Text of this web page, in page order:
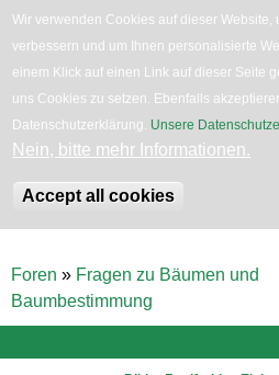
Wir verwenden Cookies auf dieser
verbessern und um Ihnen personalisierte
einem Klick auf einen Link auf dieser Seite
uns Cookies zu setzen. Ebenfalls
Datenschutzerklärung. Unsere
Nein, bitte mehr Informationen.
Accept all cookies
zum
Inhalt
English Bäume Blumen Zurück
Sie
sind
hier
Foren » Fragen zu Bäumen und
Baumbestimmung